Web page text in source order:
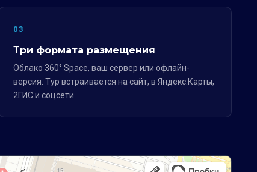
03
Три формата размещения
Облако 360° Space, ваш сервер или офлайн-
версия. Тур встраивается на сайт, в Яндекс.Карты,
2ГИС и соцсети.